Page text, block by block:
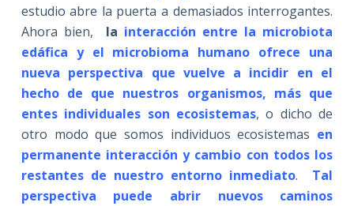
estudio abre la puerta a demasiados interrogantes.
Ahora bien, la interacción entre la microbiota
edáfica y el microbioma humano ofrece una
nueva perspectiva que vuelve a incidir en el
hecho de que nuestros organismos, más que
entes individuales son ecosistemas, o dicho de
otro modo que somos individuos ecosistemas en
permanente interacción y cambio con todos los
restantes de nuestro entorno inmediato. Tal
perspectiva puede abrir nuevos caminos